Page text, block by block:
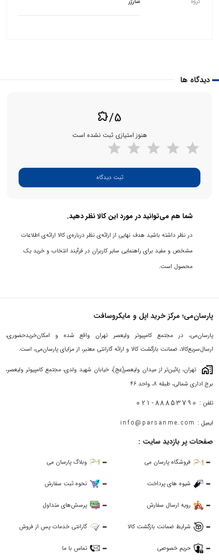
دیدگاه ها
extension/5
هنوز امتیازی ثبت نشده است
ثبت دیدگاه
شما هم می‌توانید در مورد این کالا نظر دهید.
در نظر داشته باشید هدف نهایی از ارائه‌ی نظر درباره‌ی کالا ارائه‌ی اطلاعات
مشخص و مفید برای راهنمایی سایر کاربران در فرآیند انتخاب و خرید یک
محصول است.
پارسان‌می؛ مرکز خرید اپل و مایکروسافت
پارسان‌می، در مجتمع کامپیوتر ولیعصر تهران واقع شده و امکان‌خریدحضوری،
ارسال‌سریع‌کالا، ضمانت بازگشت کالا و ارائه گارانتی معتبر، از مزایای پارسان‌می، است.
maps_home_work
تهران، پائین‌تر از میدان ولیعصر(عج)، خیابان شهید ولدی، مجتمع کامپیوتر ولیعصر،
برج اداری شمالی، طبقه 8، واحد 46
تلفن : 021-88853790
ایمیل : info@parsanme.com
صفحات پر بازدید سایت :
فروشگاه پارسان می وبلاگ پارسان می
شیوه های پرداخت نحوه ثبت سفارش
رویه ارسال سفارش پرسش‌های متداول
شرایط ضمانت بازگشت کالا گارانتی خدمات پس از فروش
حریم خصوصی تماس با ما